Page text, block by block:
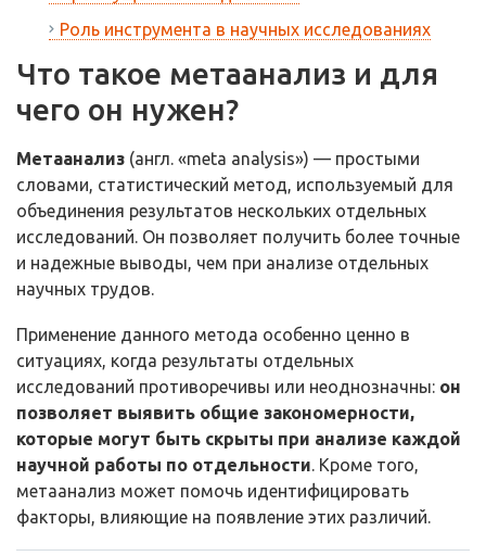
Роль инструмента в научных исследованиях
Что такое метаанализ и для
чего он нужен?
Метаанализ (англ. «meta analysis») — простыми
словами, статистический метод, используемый для
объединения результатов нескольких отдельных
исследований. Он позволяет получить более точные
и надежные выводы, чем при анализе отдельных
научных трудов.
Применение данного метода особенно ценно в
ситуациях, когда результаты отдельных
исследований противоречивы или неоднозначны: он
позволяет выявить общие закономерности,
которые могут быть скрыты при анализе каждой
научной работы по отдельности. Кроме того,
метаанализ может помочь идентифицировать
факторы, влияющие на появление этих различий.